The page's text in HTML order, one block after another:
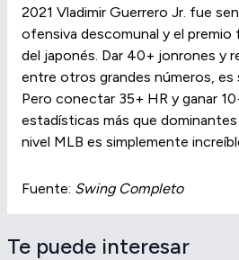
2021 Vladimir Guerrero Jr. fue
ofensiva descomunal y el premio
del japonés. Dar 40+ jonrones y
entre otros grandes números, es
Pero conectar 35+ HR y ganar
estadísticas más que
nivel MLB es simplemente
Fuente: Swing Completo
Te puede interesar